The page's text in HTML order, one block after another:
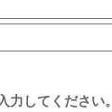
力してください。